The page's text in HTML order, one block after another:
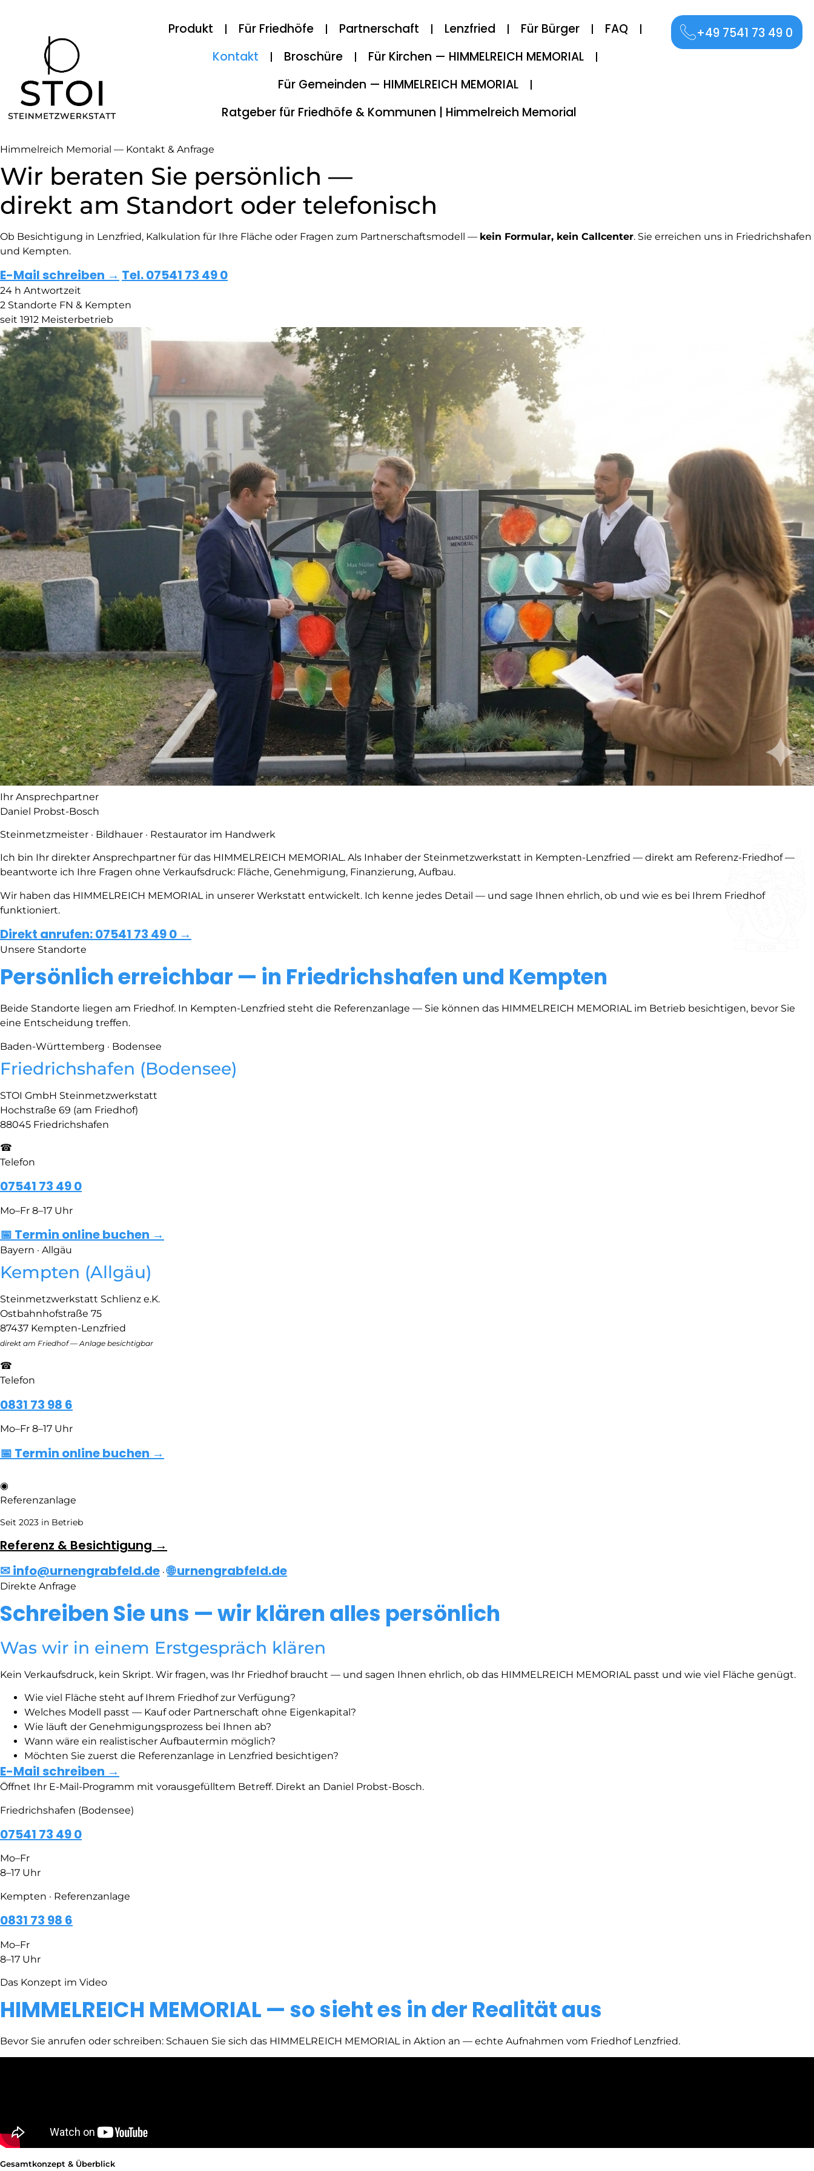
Produkt Für Friedhöfe Partnerschaft Lenzfried Für Bürger
FAQ
Kontakt
Broschüre
Für Kirchen — HIMMELREICH MEMORIAL
Für Gemeinden — HIMMELREICH MEMORIAL
Ratgeber für Friedhöfe & Kommunen | Himmelreich Memorial
+49 7541 73 49 0
Himmelreich Memorial — Kontakt & Anfrage
Wir beraten Sie persönlich —
direkt am Standort oder telefonisch
Ob Besichtigung in Lenzfried, Kalkulation für Ihre Fläche oder Fragen zum Partnerschaftsmodell — kein Formular, kein Callcenter. Sie erreichen uns in Friedrichshafen
und Kempten.
E-Mail schreiben → Tel. 07541 73 49 0
24 h Antwortzeit
2 Standorte FN & Kempten
seit 1912 Meisterbetrieb
Ihr Ansprechpartner
Daniel Probst-Bosch
Steinmetzmeister · Bildhauer · Restaurator im Handwerk
Ich bin Ihr direkter Ansprechpartner für das HIMMELREICH MEMORIAL. Als Inhaber der Steinmetzwerkstatt in Kempten-Lenzfried — direkt am Referenz-Friedhof —
beantworte ich Ihre Fragen ohne Verkaufsdruck: Fläche, Genehmigung, Finanzierung, Aufbau.
Wir haben das HIMMELREICH MEMORIAL in unserer Werkstatt entwickelt. Ich kenne jedes Detail — und sage Ihnen ehrlich, ob und wie es bei Ihrem Friedhof
funktioniert.
Direkt anrufen: 07541 73 49 0 →
Unsere Standorte
Persönlich erreichbar — in Friedrichshafen und Kempten
Beide Standorte liegen am Friedhof. In Kempten-Lenzfried steht die Referenzanlage — Sie können das HIMMELREICH MEMORIAL im Betrieb besichtigen, bevor Sie
eine Entscheidung treffen.
Baden-Württemberg · Bodensee
Friedrichshafen (Bodensee)
STOI GmbH Steinmetzwerkstatt
Hochstraße 69 (am Friedhof)
88045 Friedrichshafen
☎
Telefon
07541 73 49 0
Mo–Fr 8–17 Uhr
📅 Termin online buchen →
Bayern · Allgäu
Kempten (Allgäu)
Steinmetzwerkstatt Schlienz e.K.
Ostbahnhofstraße 75
87437 Kempten-Lenzfried
direkt am Friedhof — Anlage besichtigbar
☎
Telefon
0831 73 98 6
Mo–Fr 8–17 Uhr
📅 Termin online buchen →
◉
Referenzanlage
Seit 2023 in Betrieb
Referenz & Besichtigung →
✉ info@urnengrabfeld.de · 🌐 urnengrabfeld.de
Direkte Anfrage
Schreiben Sie uns — wir klären alles persönlich
Was wir in einem Erstgespräch klären
Kein Verkaufsdruck, kein Skript. Wir fragen, was Ihr Friedhof braucht — und sagen Ihnen ehrlich, ob das HIMMELREICH MEMORIAL passt und wie viel Fläche genügt.
Wie viel Fläche steht auf Ihrem Friedhof zur Verfügung?
Welches Modell passt — Kauf oder Partnerschaft ohne Eigenkapital?
Wie läuft der Genehmigungsprozess bei Ihnen ab?
Wann wäre ein realistischer Aufbautermin möglich?
Möchten Sie zuerst die Referenzanlage in Lenzfried besichtigen?
E-Mail schreiben →
Öffnet Ihr E-Mail-Programm mit vorausgefülltem Betreff. Direkt an Daniel Probst-Bosch.
Friedrichshafen (Bodensee)
07541 73 49 0
Mo–Fr
8–17 Uhr
Kempten · Referenzanlage
0831 73 98 6
Mo–Fr
8–17 Uhr
Das Konzept im Video
HIMMELREICH MEMORIAL — so sieht es in der Realität aus
Bevor Sie anrufen oder schreiben: Schauen Sie sich das HIMMELREICH MEMORIAL in Aktion an — echte Aufnahmen vom Friedhof Lenzfried.
Gesamtkonzept & Überblick